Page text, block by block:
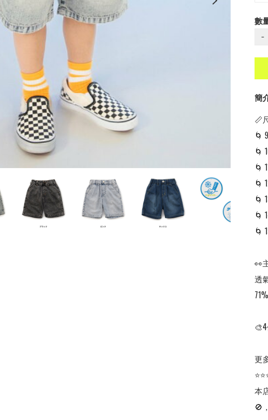
數
−
簡
📏
🌀
🌀
🌀
🌀
🌀
🌀
🌀
👀
透
更
本
🚫